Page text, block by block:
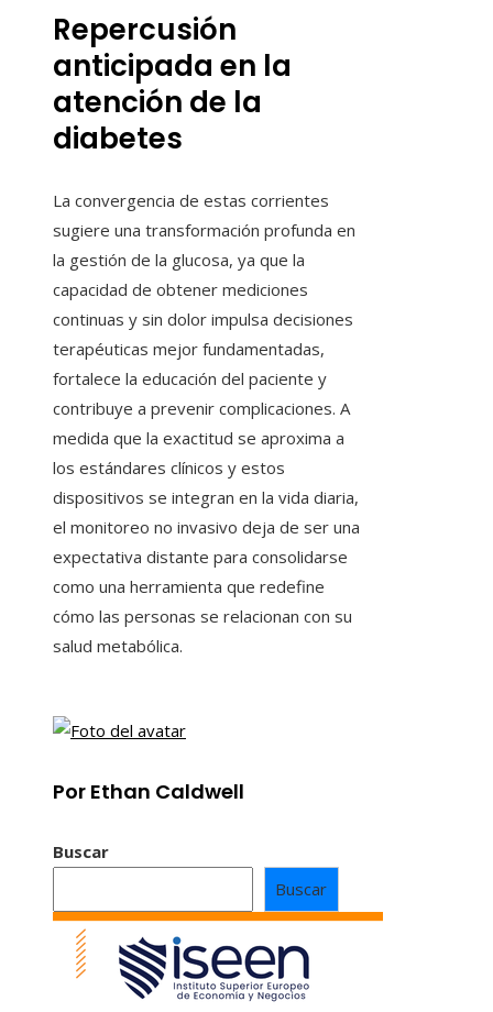
Repercusión
anticipada en la
atención de la
diabetes
La convergencia de estas corrientes
sugiere una transformación profunda en
la gestión de la glucosa, ya que la
capacidad de obtener mediciones
continuas y sin dolor impulsa decisiones
terapéuticas mejor fundamentadas,
fortalece la educación del paciente y
contribuye a prevenir complicaciones. A
medida que la exactitud se aproxima a
los estándares clínicos y estos
dispositivos se integran en la vida diaria,
el monitoreo no invasivo deja de ser una
expectativa distante para consolidarse
como una herramienta que redefine
cómo las personas se relacionan con su
salud metabólica.
Por Ethan Caldwell
Buscar
Buscar